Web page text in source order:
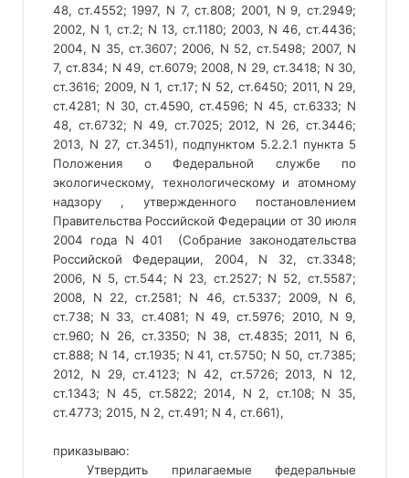
48, ст.4552; 1997, N 7, ст.808; 2001, N 9, ст.2949;
2002, N 1, ст.2; N 13, ст.1180; 2003, N 46, ст.4436;
2004, N 35, ст.3607; 2006, N 52, ст.5498; 2007, N
7, ст.834; N 49, ст.6079; 2008, N 29, ст.3418; N 30,
ст.3616; 2009, N 1, ст.17; N 52, ст.6450; 2011, N 29,
ст.4281; N 30, ст.4590, ст.4596; N 45, ст.6333; N
48, ст.6732; N 49, ст.7025; 2012, N 26, ст.3446;
2013, N 27, ст.3451), подпунктом 5.2.2.1 пункта 5
Положения о Федеральной службе по
экологическому, технологическому и атомному
надзору , утвержденного постановлением
Правительства Российской Федерации от 30 июля
2004 года N 401  (Собрание законодательства
Российской Федерации, 2004, N 32, ст.3348;
2006, N 5, ст.544; N 23, ст.2527; N 52, ст.5587;
2008, N 22, ст.2581; N 46, ст.5337; 2009, N 6,
ст.738; N 33, ст.4081; N 49, ст.5976; 2010, N 9,
ст.960; N 26, ст.3350; N 38, ст.4835; 2011, N 6,
ст.888; N 14, ст.1935; N 41, ст.5750; N 50, ст.7385;
2012, N 29, ст.4123; N 42, ст.5726; 2013, N 12,
ст.1343; N 45, ст.5822; 2014, N 2, ст.108; N 35,
ст.4773; 2015, N 2, ст.491; N 4, ст.661),
приказываю:
Утвердить прилагаемые федеральные